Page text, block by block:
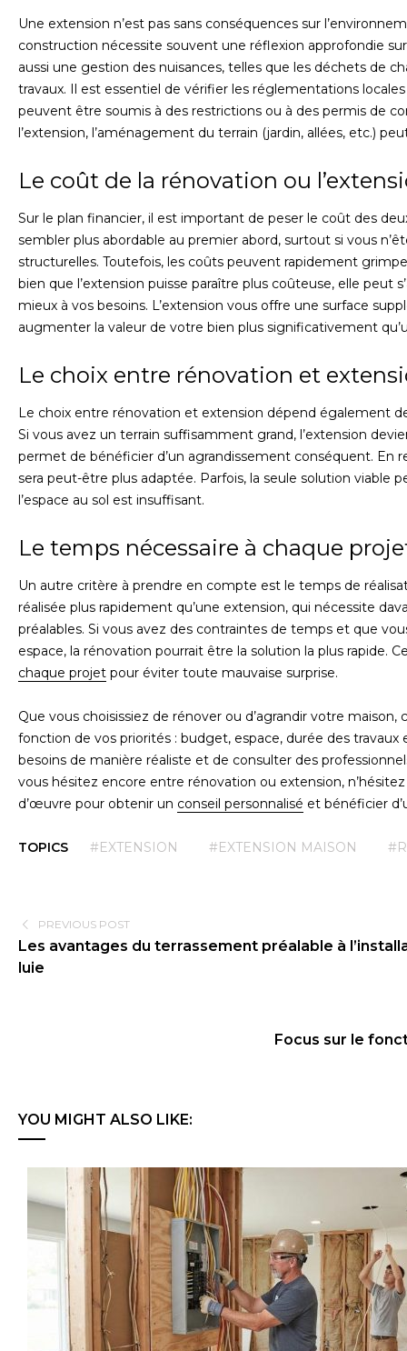
Une extension n’est pas sans conséquences sur
construction nécessite souvent une réflexion approfondie
aussi une gestion des nuisances, telles que les déchets de
travaux. Il est essentiel de vérifier les réglementations
peuvent être soumis à des restrictions ou à des permis de
l’extension, l’aménagement du terrain (jardin, allées, etc.)
Le coût de la rénovation ou
Sur le plan financier, il est important de peser le coût des
sembler plus abordable au premier abord, surtout si vous
structurelles. Toutefois, les coûts peuvent rapidement
bien que l’extension puisse paraître plus coûteuse, elle peut
mieux à vos besoins. L’extension vous offre une surface
augmenter la valeur de votre bien plus significativement
Le choix entre rénovation et
Le choix entre rénovation et extension dépend également
Si vous avez un terrain suffisamment grand, l’extension
permet de bénéficier d’un agrandissement conséquent. En
sera peut-être plus adaptée. Parfois, la seule solution viable
l’espace au sol est insuffisant.
Le temps nécessaire à chaque
Un autre critère à prendre en compte est le temps de
réalisée plus rapidement qu’une extension, qui nécessite
préalables. Si vous avez des contraintes de temps et que
espace, la rénovation pourrait être la solution la plus rapide.
chaque projet pour éviter toute mauvaise surprise.
Que vous choisissiez de rénover ou d’agrandir votre
fonction de vos priorités : budget, espace, durée des
besoins de manière réaliste et de consulter des
vous hésitez encore entre rénovation ou extension,
d’œuvre pour obtenir un conseil personnalisé et bénéficier
TOPICS #EXTENSION #EXTENSION MAISON
PREVIOUS POST
Les avantages du terrassement préalable à
luie
Focus sur le
YOU MIGHT ALSO LIKE: